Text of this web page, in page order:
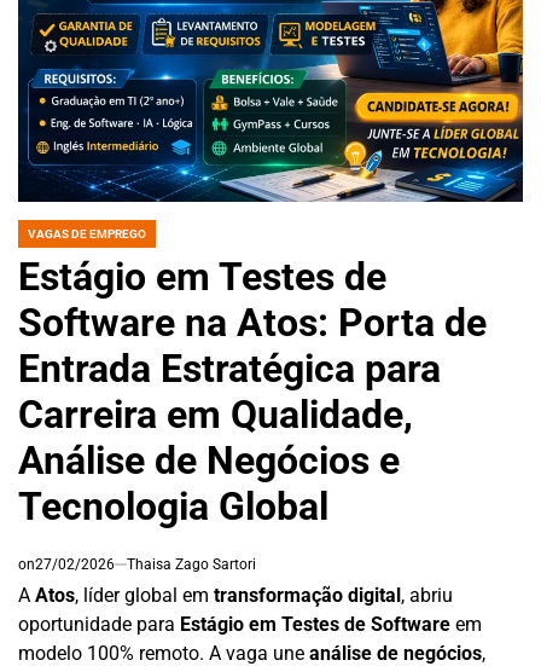
POSTED
VAGAS DE EMPREGO
Estágio em Testes de
Software na Atos: Porta de
Entrada Estratégica para
Carreira em Qualidade,
Análise de Negócios e
Tecnologia Global
on27/02/2026 Thaisa Zago Sartori
A Atos, líder global em transformação digital, abriu
oportunidade para Estágio em Testes de Software em
modelo 100% remoto. A vaga une análise de negócios,